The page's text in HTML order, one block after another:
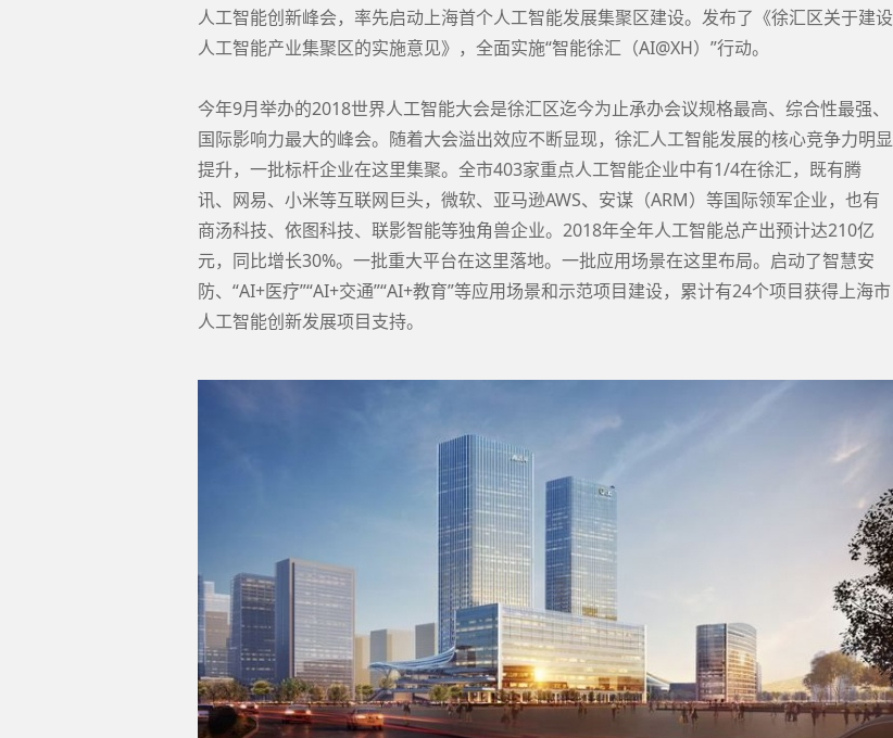
人工智能创新峰会，率先启动上海首个人工智能发展集聚区建设。发布了《徐汇区关于建设
人工智能产业集聚区的实施意见》，全面实施“智能徐汇（AI@XH）”行动。
今年9月举办的2018世界人工智能大会是徐汇区迄今为止承办会议规格最高、综合性最强、
国际影响力最大的峰会。随着大会溢出效应不断显现，徐汇人工智能发展的核心竞争力明显
提升，一批标杆企业在这里集聚。全市403家重点人工智能企业中有1/4在徐汇，既有腾
讯、网易、小米等互联网巨头，微软、亚马逊AWS、安谋（ARM）等国际领军企业，也有
商汤科技、依图科技、联影智能等独角兽企业。2018年全年人工智能总产出预计达210亿
元，同比增长30%。一批重大平台在这里落地。一批应用场景在这里布局。启动了智慧安
防、“AI+医疗”“AI+交通”“AI+教育”等应用场景和示范项目建设，累计有24个项目获得上海市
人工智能创新发展项目支持。